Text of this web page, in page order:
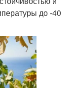
до -40